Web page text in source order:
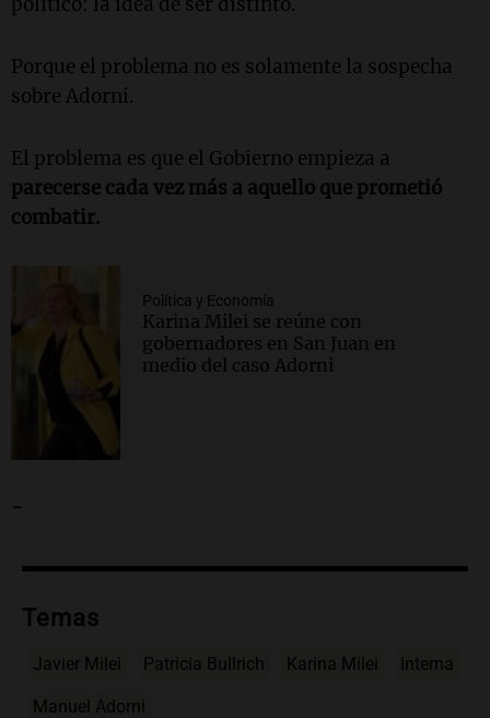
Porque el problema no es solamente la sospecha
sobre Adorni.
El problema es que el Gobierno empieza a
parecerse cada vez más a aquello que prometió
combatir.
Política y Economía
Karina Milei se reúne con
gobernadores en San Juan en
medio del caso Adorni
-
Temas
Javier Milei Patricia Bullrich Karina Milei Interna
Manuel Adorni